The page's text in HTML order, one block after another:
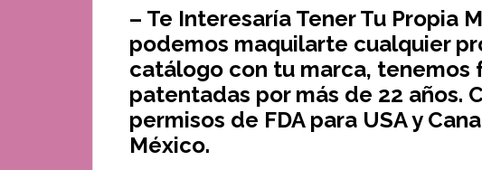
– Te Interesaría Tener Tu Propia
podemos maquilarte cualquier
catálogo con tu marca, tenemos
patentadas por más de 22 años.
permisos de FDA para USA y
México.